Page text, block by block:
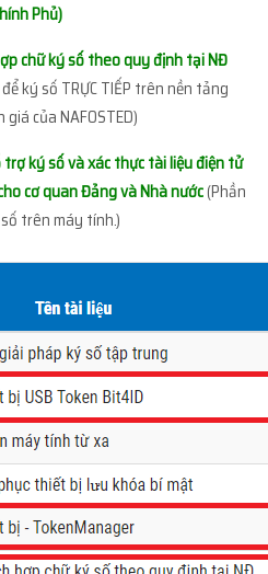
Phủ)
chữ ký số theo quy định tại NĐ
ký số TRỰC TIẾP trên nền tảng
của NAFOSTED)
trợ ký số và xác thực tài liệu điện tử
cơ quan Đảng và Nhà nước(Phần
trên máy tính.)